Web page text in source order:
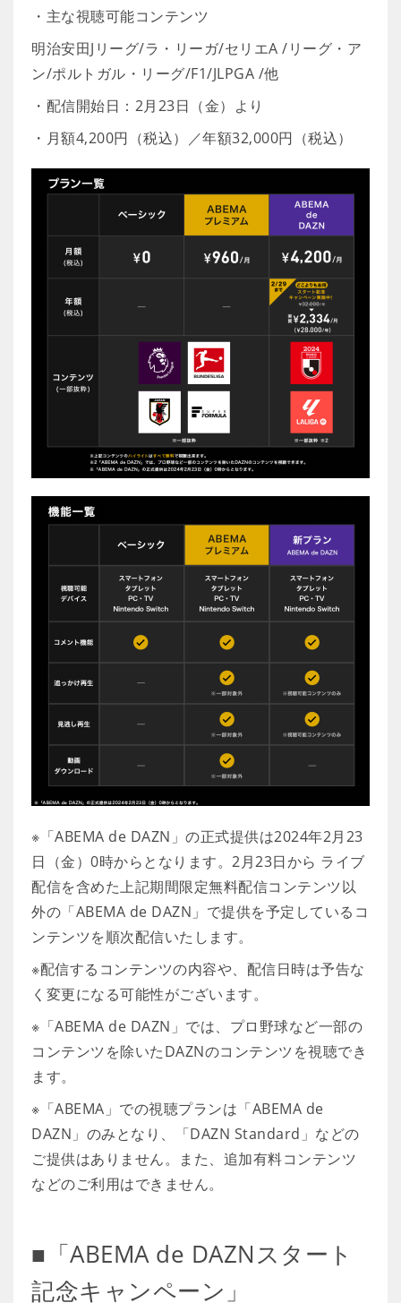
・主な視聴可能コンテンツ
明治安田Jリーグ/ラ・リーガ/セリエA /リーグ・ア
ン/ポルトガル・リーグ/F1/JLPGA /他
・配信開始日：2月23日（金）より
・月額4,200円（税込）／年額32,000円（税込）
※「ABEMA de DAZN」の正式提供は2024年2月23
日（金）0時からとなります。2月23日から ライブ
配信を含めた上記期間限定無料配信コンテンツ以
外の「ABEMA de DAZN」で提供を予定しているコ
ンテンツを順次配信いたします。
※配信するコンテンツの内容や、配信日時は予告な
く変更になる可能性がございます。
※「ABEMA de DAZN」では、プロ野球など一部の
コンテンツを除いたDAZNのコンテンツを視聴でき
ます。
※「ABEMA」での視聴プランは「ABEMA de
DAZN」のみとなり、「DAZN Standard」などの
ご提供はありません。また、追加有料コンテンツ
などのご利用はできません。
■「ABEMA de DAZNスタート
記念キャンペーン」